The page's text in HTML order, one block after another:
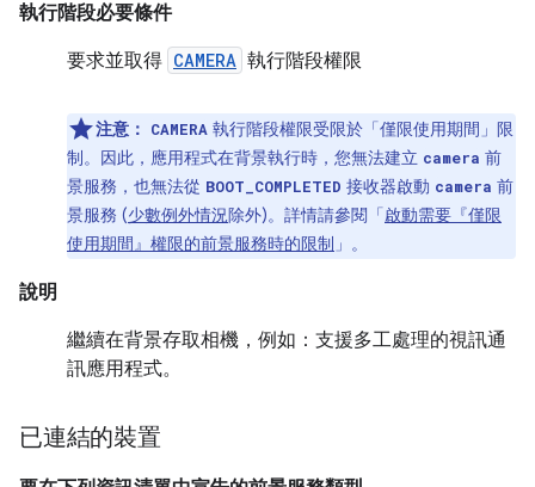
執行階段必要條件
要求並取得 CAMERA 執行階段權限
注意： CAMERA 執行階段權限受限於「僅限使用期間」限
制。因此，應用程式在背景執行時，您無法建立 camera 前
景服務，也無法從 BOOT_COMPLETED 接收器啟動 camera 前
景服務 (少數例外情況除外)。詳情請參閱「啟動需要『僅限
使用期間』權限的前景服務時的限制 」。
說明
繼續在背景存取相機，例如：支援多工處理的視訊通
訊應用程式。
已連結的裝置